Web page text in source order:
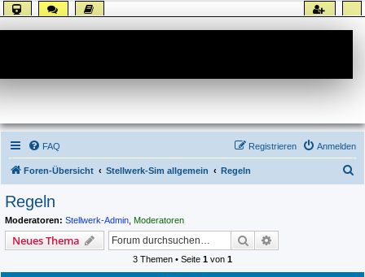
FAQ Anmelden
Registrieren
Foren-Übersicht Stellwerk-Sim allgemein Regeln
Regeln
Moderatoren: Stellwerk-Admin Moderatoren
Neues Thema Suche
3 Themen • Seite 1 von 1